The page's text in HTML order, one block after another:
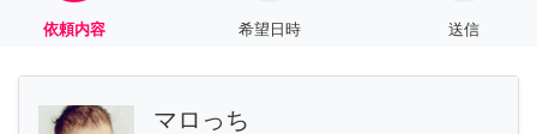
依頼内容 希望日時 送信
マロっち